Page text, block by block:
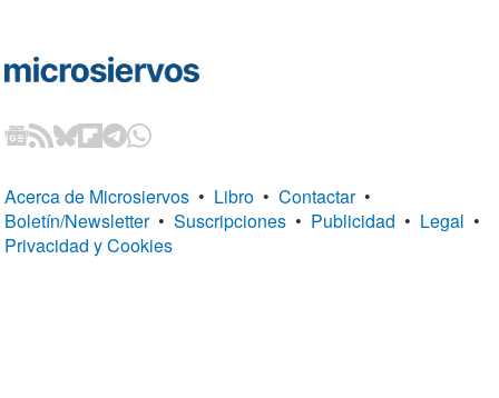
Acerca de Microsiervos • Libro • Contactar •
Boletín/Newsletter • Suscripciones • Publicidad • Legal •
Privacidad y Cookies